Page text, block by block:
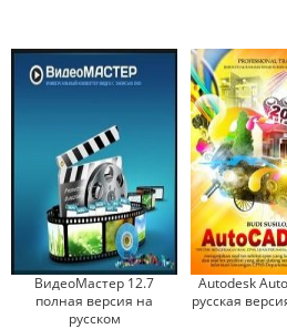
ВидеоМастер 12.7
полная версия на
русском
Autodesk
русская